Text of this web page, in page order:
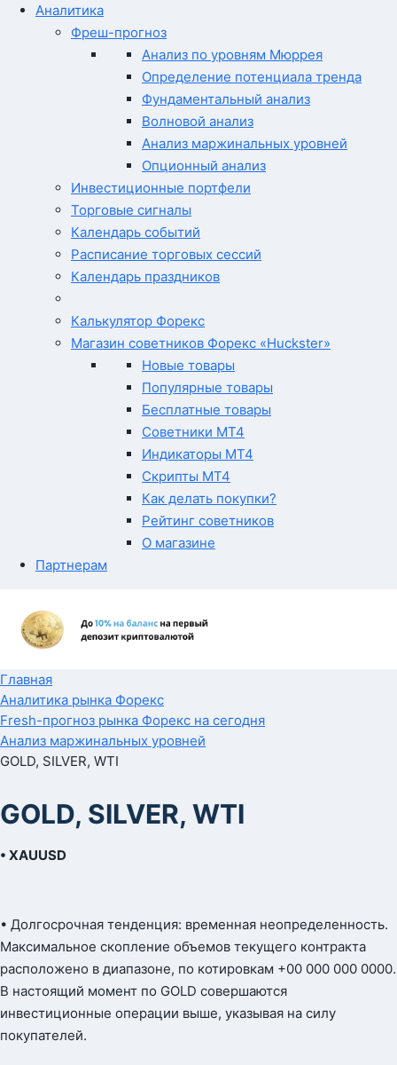
Аналитика
Фреш-прогноз
Анализ по уровням Мюррея
Определение потенциала тренда
Фундаментальный анализ
Волновой анализ
Анализ маржинальных уровней
Опционный анализ
Инвестиционные портфели
Торговые сигналы
Календарь событий
Расписание торговых сессий
Календарь праздников
Калькулятор Форекс
Магазин советников Форекс «Huckster»
Новые товары
Популярные товары
Бесплатные товары
Советники MT4
Индикаторы MT4
Скрипты MT4
Как делать покупки?
Рейтинг советников
О магазине
Партнерам
Главная
Аналитика рынка Форекс
Fresh-прогноз рынка Форекс на сегодня
Анализ маржинальных уровней
GOLD, SILVER, WTI
GOLD, SILVER, WTI
• XAUUSD
• Долгосрочная тенденция: временная неопределенность.
Максимальное скопление объемов текущего контракта
расположено в диапазоне, по котировкам +00 000 000 0000.
В настоящий момент по GOLD совершаются
инвестиционные операции выше, указывая на силу
покупателей.